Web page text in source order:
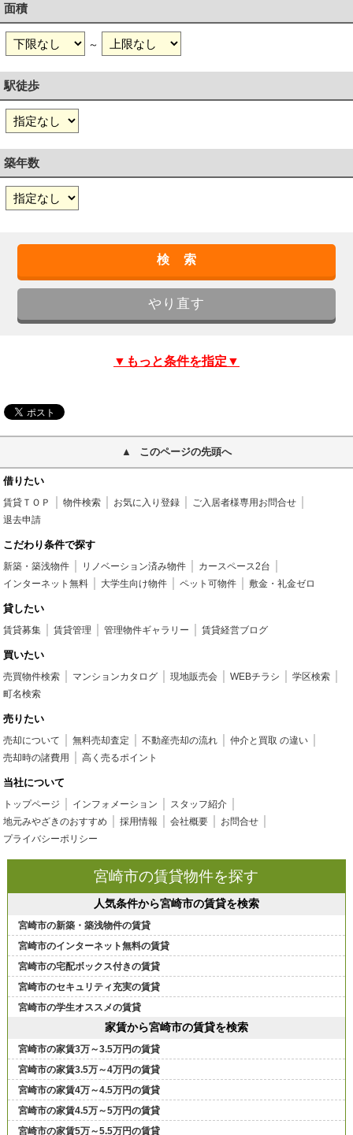
面積
～
駅徒歩
築年数
▼もっと条件を指定▼
このページの先頭へ
借りたい
賃貸ＴＯＰ 物件検索 お気に入り登録
ご入居者様専用お問合せ
退去申請
こだわり条件で探す
新築・築浅物件 リノベーション済み物件
カースペース2台
インターネット無料
大学生向け物件 ペット可物件 敷金・礼金ゼロ
貸したい
賃貸募集 賃貸管理 管理物件ギャラリー 賃貸経営ブログ
買いたい
売買物件検索 マンションカタログ 現地販売会 WEBチラシ
学区検索
町名検索
売りたい
売却について 無料売却査定 不動産売却の流れ
仲介と買取 の違い
売却時の諸費用
高く売るポイント
当社について
トップページ インフォメーション
スタッフ紹介
地元みやざきのおすすめ
採用情報 会社概要
お問合せ
プライバシーポリシー
宮崎市の賃貸物件を探す
人気条件から宮崎市の賃貸を検索
宮崎市の新築・築浅物件の賃貸
宮崎市のインターネット無料の賃貸
宮崎市の宅配ボックス付きの賃貸
宮崎市のセキュリティ充実の賃貸
宮崎市の学生オススメの賃貸
家賃から宮崎市の賃貸を検索
宮崎市の家賃3万～3.5万円の賃貸
宮崎市の家賃3.5万～4万円の賃貸
宮崎市の家賃4万～4.5万円の賃貸
宮崎市の家賃4.5万～5万円の賃貸
宮崎市の家賃5万～5.5万円の賃貸